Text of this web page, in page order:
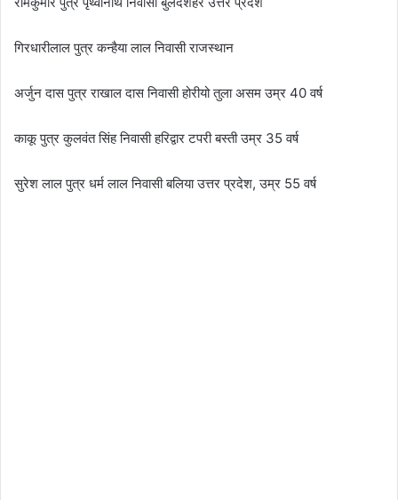
गिरधारीलाल पुत्र कन्हैया लाल निवासी राजस्थान
अर्जुन दास पुत्र राखाल दास निवासी होरीयो तुला असम उम्र 40 वर्ष
काकू पुत्र कुलवंत सिंह निवासी हरिद्वार टपरी बस्ती उम्र 35 वर्ष
सुरेश लाल पुत्र धर्म लाल निवासी बलिया उत्तर प्रदेश, उम्र 55 वर्ष